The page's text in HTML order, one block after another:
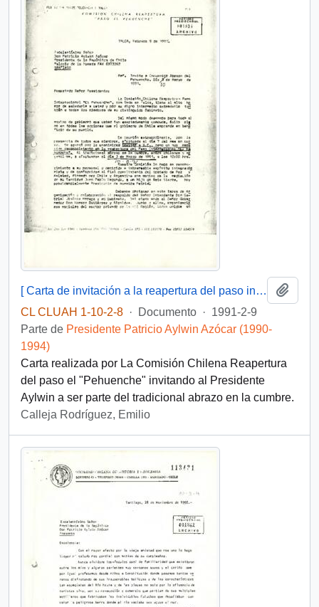
[ Carta de invitación a la reapertura del paso internacional El Pehuenche].
CL CLUAH 1-10-2-8 · Documento · 1991-2-9
Parte de Presidente Patricio Aylwin Azócar (1990-
1994)
Carta realizada por La Comisión Chilena Reapertura
del paso el "Pehuenche" invitando al Presidente
Aylwin a ser parte del tradicional abrazo en la cumbre.
Calleja Rodríguez, Emilio